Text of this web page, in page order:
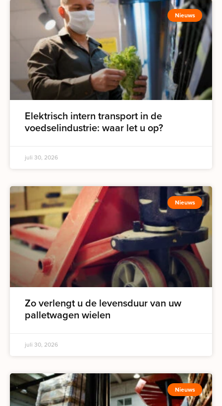
Nieuws
Elektrisch intern transport in de
voedselindustrie: waar let u op?
juli 30, 2026
Nieuws
Zo verlengt u de levensduur van uw
palletwagen wielen
juli 30, 2026
Nieuws